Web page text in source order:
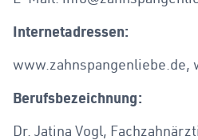
Internetadressen:
www.zahnspangenliebe.de,
Berufsbezeichnung:
Dr. Jatina Vogl,